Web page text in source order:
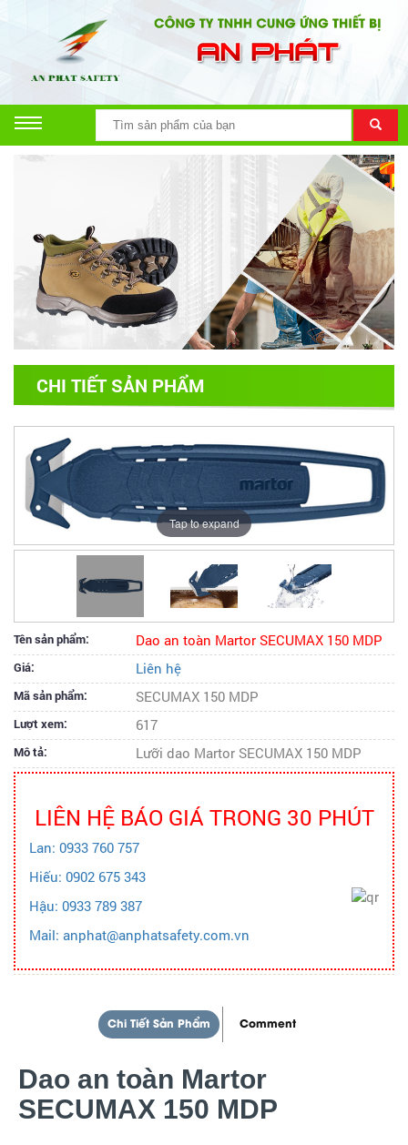
CHI TIẾT SẢN PHẨM
Tap to expand
Tên sản phẩm: Dao an toàn Martor SECUMAX 150 MDP
Giá: Liên hệ
Mã sản phẩm: SECUMAX 150 MDP
Lượt xem: 617
Mô tả: Lưỡi dao Martor SECUMAX 150 MDP
LIÊN HỆ BÁO GIÁ TRONG 30 PHÚT
Lan: 0933 760 757
Hiếu: 0902 675 343
Hậu: 0933 789 387
Mail: anphat@anphatsafety.com.vn
Chi Tiết Sản Phẩm Comment
Dao an toàn Martor
SECUMAX 150 MDP